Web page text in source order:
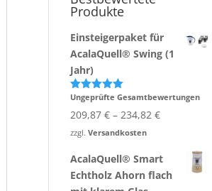
Produkte
Einsteigerpaket für
AcalaQuell® Swing (1
Jahr)
Bewertet
von 5
Ungeprüfte Gesamtbewertungen
209,87€ –234,82€
zzgl.Versandkosten
AcalaQuell® Smart
Echtholz Ahorn flach